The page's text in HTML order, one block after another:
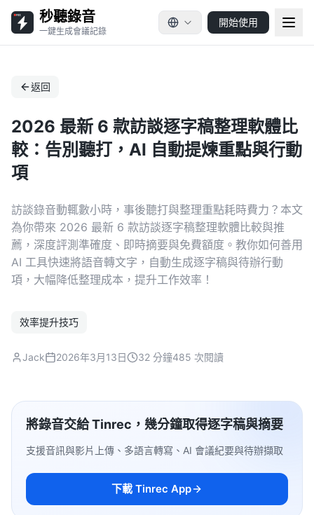
秒聽錄音
一鍵生成會議記錄
開始使用
返回
2026 最新 6 款訪談逐字稿整理軟體比
較：告別聽打，AI 自動提煉重點與行動
項
訪談錄音動輒數小時，事後聽打與整理重點耗時費力？本文
為你帶來 2026 最新 6 款訪談逐字稿整理軟體比較與推
薦，深度評測準確度、即時摘要與免費額度。教你如何善用
AI 工具快速將語音轉文字，自動生成逐字稿與待辦行動
項，大幅降低整理成本，提升工作效率！
效率提升技巧
Jack 2026年3月13日 32 分鐘485 次閱讀
將錄音交給 Tinrec，幾分鐘取得逐字稿與摘要
支援音訊與影片上傳、多語言轉寫、AI 會議紀要與待辦擷取
下載 Tinrec App